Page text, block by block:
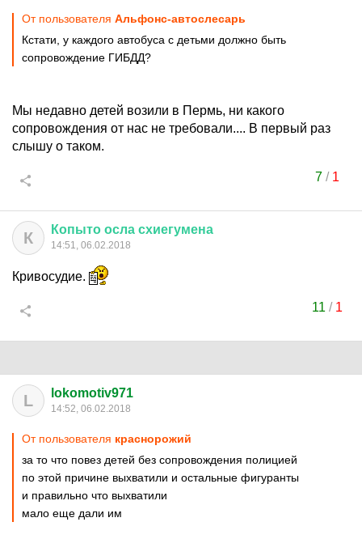
От пользователя Альфoнс-автослесарь
Кстати, у каждого автобуса с детьми должно быть
сопровождение ГИБДД?
Мы недавно детей возили в Пермь, ни какого
сопровождения от нас не требовали.... В первый раз
слышу о таком.
7/ 1
К Копыто осла схиегумена
14:51, 06.02.2018
Кривосудие.
11 / 1
L lokomotiv971
14:52, 06.02.2018
От пользователя краснорожий
за то что повез детей без сопровождения полицией
по этой причине выхватили и остальные фигуранты
и правильно что выхватили
мало еще дали им